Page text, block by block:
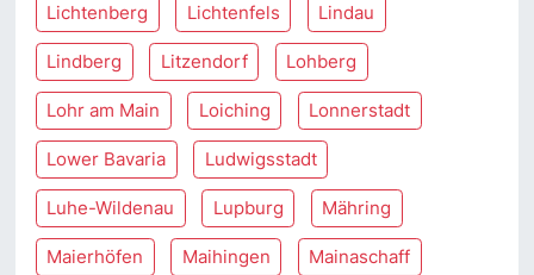
Lichtenberg Lichtenfels Lindau
Lindberg Litzendorf Lohberg
Lohr am Main Loiching Lonnerstadt
Lower Bavaria Ludwigsstadt
Luhe-Wildenau Lupburg Mähring
Maierhöfen Maihingen Mainaschaff